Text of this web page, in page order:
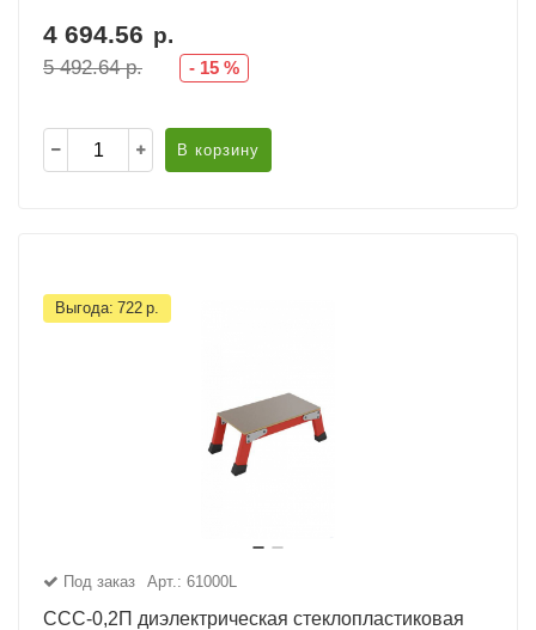
4 694.56 р.
5 492.64р. - 15 %
В корзину
Выгода: 722 р.
Под заказ Арт.: 61000L
ССС-0,2П диэлектрическая стеклопластиковая